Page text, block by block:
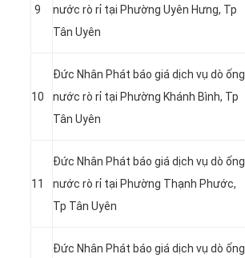
9
nước rò rỉ tại Phường Uyên Hưng, Tp
Tân Uyên
10
Đức Nhân Phát báo giá dịch vụ dò ống
nước rò rỉ tại Phường Khánh Bình, Tp
Tân Uyên
11
Đức Nhân Phát báo giá dịch vụ dò ống
nước rò rỉ tại Phường Thạnh Phước,
Tp Tân Uyên
Đức Nhân Phát báo giá dịch vụ dò ống